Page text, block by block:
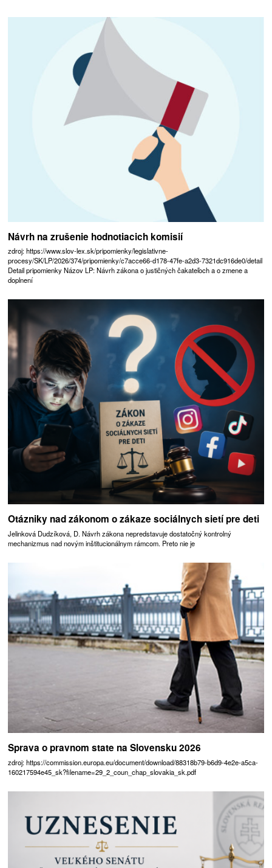
Návrh na zrušenie hodnotiacich komisií
zdroj: https://www.slov-lex.sk/pripomienky/legislativne-
procesy/SK/LP/2026/374/pripomienky/c7acce66-d178-47fe-a2d3-7321dc916de0/detail
Detail pripomienky Názov LP: Návrh zákona o justičných čakateľoch a o zmene a
doplnení
Otázniky nad zákonom o zákaze sociálnych sietí pre deti
Jelinková Dudzíková, D. Návrh zákona nepredstavuje dostatočný kontrolný
mechanizmus nad novým inštitucionálnym rámcom. Preto nie je
Sprava o pravnom state na Slovensku 2026
zdroj: https://commission.europa.eu/document/download/88318b79-b6d9-4e2e-a5ca-
160217594e45_sk?filename=29_2_coun_chap_slovakia_sk.pdf